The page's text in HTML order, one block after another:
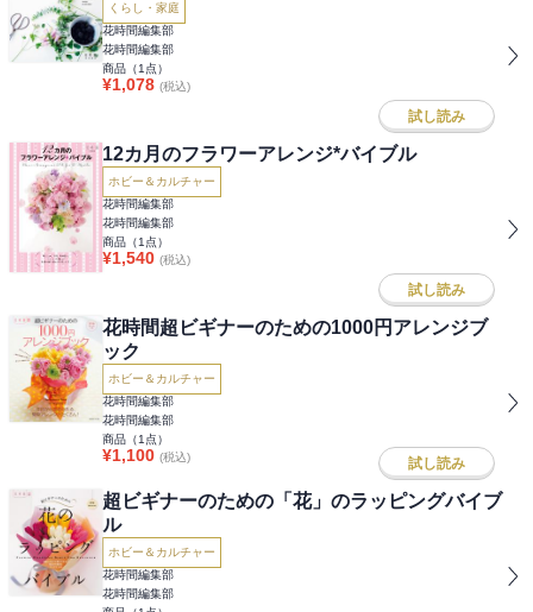
くらし・家庭
花時間編集部
花時間編集部
商品（1 点）
¥1,078 (税込)
試し読み
12カ月のフラワーアレンジ*バイブル
ホビー＆カルチャー
花時間編集部
花時間編集部
商品（1 点）
¥1,540 (税込)
試し読み
花時間超ビギナーのための1000円アレンジブ
ック
ホビー＆カルチャー
花時間編集部
花時間編集部
商品（1 点）
¥1,100 (税込) 試し読み
超ビギナーのための「花」のラッピングバイブ
ル
ホビー＆カルチャー
花時間編集部
花時間編集部